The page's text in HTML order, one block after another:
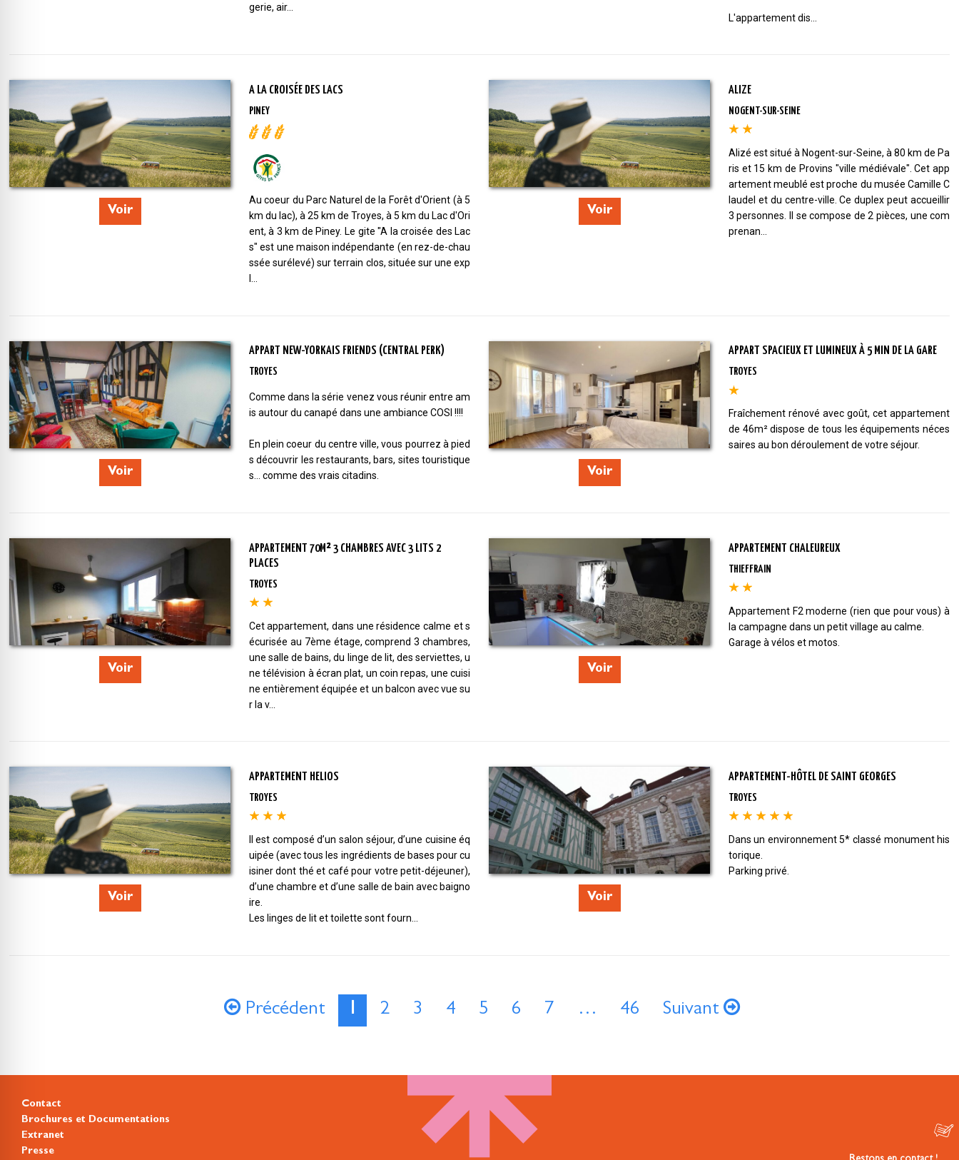
gerie, air...
L'appartement dis...
Voir
A LA CROISÉE DES LACS
PINEY
Au coeur du Parc Naturel de la Forêt d'Orient (à 5
km du lac), à 25 km de Troyes, à 5 km du Lac d'Ori
ent, à 3 km de Piney. Le gite "A la croisée des Lac
s" est une maison indépendante (en rez-de-chau
ssée surélevé) sur terrain clos, située sur une exp
Voir
ALIZE
NOGENT-SUR-SEINE
Alizé est situé à Nogent-sur-Seine, à 80 km de Pa
ris et 15 km de Provins "ville médiévale". Cet app
artement meublé est proche du musée Camille C
laudel et du centre-ville. Ce duplex peut accueillir
3 personnes. Il se compose de 2 pièces, une com
prenan...
Voir
APPART NEW-YORKAIS FRIENDS (CENTRAL PERK)
TROYES
Comme dans la série venez vous réunir entre am
is autour du canapé dans une ambiance COSI !!!!
En plein coeur du centre ville, vous pourrez à pied
s découvrir les restaurants, bars, sites touristique
s... comme des vrais citadins.
Voir
APPART SPACIEUX ET LUMINEUX À 5 MIN DE LA GARE
TROYES
Fraîchement rénové avec goût, cet appartement
de 46m² dispose de tous les équipements néces
saires au bon déroulement de votre séjour.
Voir
APPARTEMENT 70M² 3 CHAMBRES AVEC 3 LITS 2
PLACES
TROYES
Cet appartement, dans une résidence calme et s
écurisée au 7ème étage, comprend 3 chambres,
une salle de bains, du linge de lit, des serviettes, u
ne télévision à écran plat, un coin repas, une cuisi
ne entièrement équipée et un balcon avec vue su
r la v...
Voir
APPARTEMENT CHALEUREUX
THIEFFRAIN
Appartement F2 moderne (rien que pour vous) à
la campagne dans un petit village au calme.
Garage à vélos et motos.
Voir
APPARTEMENT HELIOS
TROYES
Il est composé d’un salon séjour, d’une cuisine éq
uipée (avec tous les ingrédients de bases pour cu
isiner dont thé et café pour votre petit-déjeuner),
d’une chambre et d’une salle de bain avec baigno
ire.
Les linges de lit et toilette sont fourn...
Voir
APPARTEMENT-HÔTEL DE SAINT GEORGES
TROYES
Dans un environnement 5* classé monument his
torique.
Parking privé.
Précédent 1 2 3 4 5 6 7 … 46 Suivant
Contact
Brochures et Documentations
Extranet
Presse